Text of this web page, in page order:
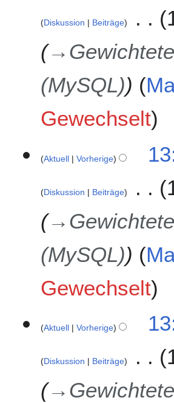
Diskussion Beiträge
→
(MySQL)
Gewechselt
Aktuell Vorherige
Diskussion Beiträge
→
(MySQL)
Gewechselt
Aktuell Vorherige
Diskussion Beiträge
→